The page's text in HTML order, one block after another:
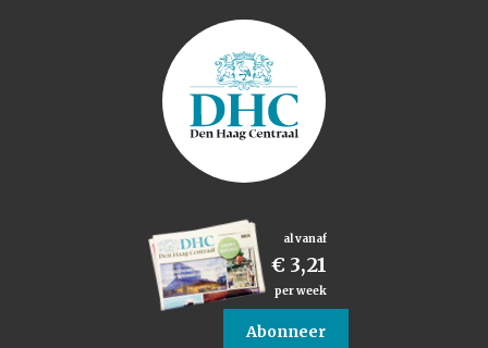
al vanaf
€ 3,21
per week
Abonneer